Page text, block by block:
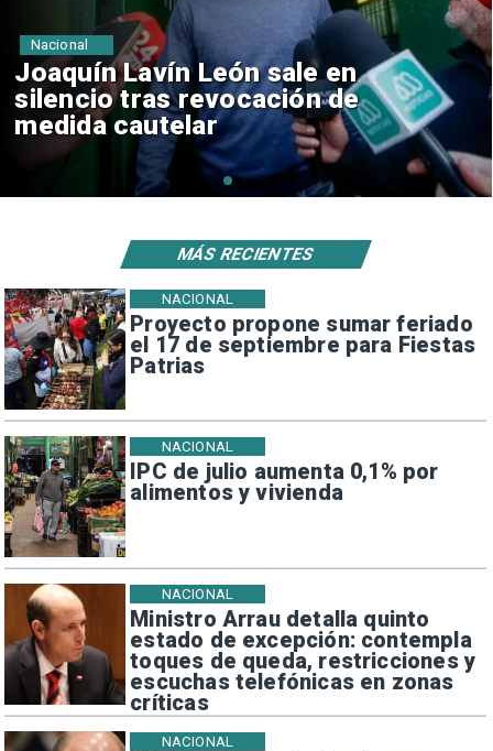
Chile y Venezuela formalizan
reinicio de relaciones
consulares
Nacional
Proyecto propone sumar feriado
el 17 de septiembre para Fiestas
Patrias
NACIONAL
IPC de julio aumenta 0,1% por
alimentos y vivienda
NACIONAL
Ministro Arrau detalla quinto
estado de excepción: contempla
toques de queda, restricciones y
escuchas telefónicas en zonas
críticas
NACIONAL
NACIONAL
MÁS RECIENTES